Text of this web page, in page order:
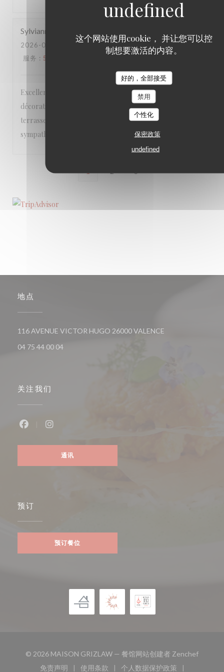
这个网站使用cookie， 并让您可以控
制想要激活的内容。
好的，全部接受
禁用
个性化
保密政策
undefined
Sylvianne
2026-06-21
- 12:30 - 来宾 4
服务 : 5
Excellente table dans un lieu accueillant et chaleureux, à la
décoration soignée, que ce soit à l’intérieur ou sur la
terrasse très agréable. Le personnel est vraiment
sympathique!
1 2 3
地点
116 AVENUE VICTOR HUGO 26000 VALENCE
04 75 44 00 04
关注我们
通讯
预订
预订餐位
© 2026 MAISON GRIZLAW — 餐馆网站创建者 Zenchef((在新
免责声明
使用条款 个人数据保护政策